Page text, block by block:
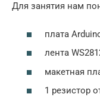
Для занятия нам
плата
лента
макетная
1 резистор